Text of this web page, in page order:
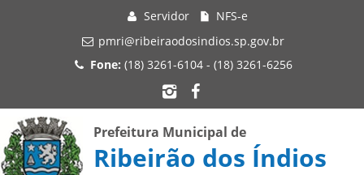
Servidor
NFS-e
pmri@ribeiraodosindios.sp.gov.br
Fone: (18) 3261-6104 - (18) 3261-6256
Prefeitura Municipal de
Ribeirão dos Índios